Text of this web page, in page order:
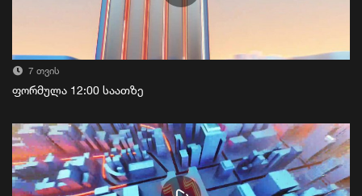
7 თვის
ფორმულა 12:00 საათზე